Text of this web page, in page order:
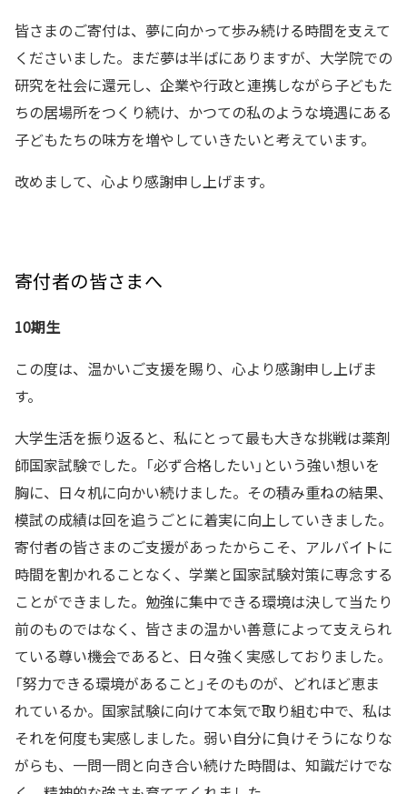
皆さまのご寄付は、夢に向かって歩み続ける時間を支えて
くださいました。まだ夢は半ばにありますが、大学院での
研究を社会に還元し、企業や行政と連携しながら子どもた
ちの居場所をつくり続け、かつての私のような境遇にある
子どもたちの味方を増やしていきたいと考えています。
改めまして、心より感謝申し上げます。
寄付者の皆さまへ
10期生
この度は、温かいご支援を賜り、心より感謝申し上げま
す。
大学生活を振り返ると、私にとって最も大きな挑戦は薬剤
師国家試験でした。「必ず合格したい」という強い想いを
胸に、日々机に向かい続けました。その積み重ねの結果、
模試の成績は回を追うごとに着実に向上していきました。
寄付者の皆さまのご支援があったからこそ、アルバイトに
時間を割かれることなく、学業と国家試験対策に専念する
ことができました。勉強に集中できる環境は決して当たり
前のものではなく、皆さまの温かい善意によって支えられ
ている尊い機会であると、日々強く実感しておりました。
「努力できる環境があること」そのものが、どれほど恵ま
れているか。国家試験に向けて本気で取り組む中で、私は
それを何度も実感しました。弱い自分に負けそうになりな
がらも、一問一問と向き合い続けた時間は、知識だけでな